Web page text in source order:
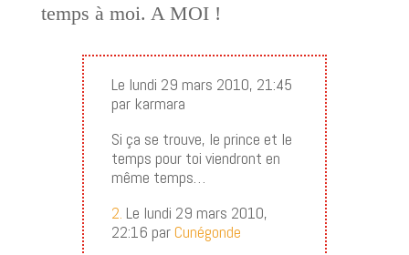
temps à moi. A MOI !
Le lundi 29 mars 2010, 21:45
par karmara
Si ça se trouve, le prince et le
temps pour toi viendront en
même temps…
2. Le lundi 29 mars 2010,
22:16 parCunégonde